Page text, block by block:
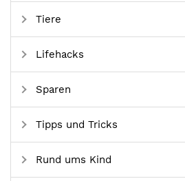
Tiere
Lifehacks
Sparen
Tipps und Tricks
Rund ums Kind